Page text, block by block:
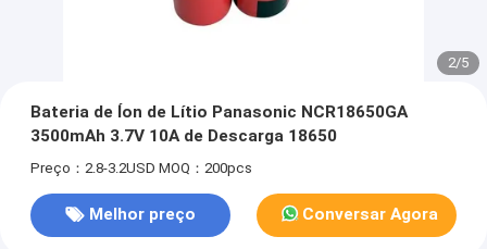
2/5
Bateria de Íon de Lítio Panasonic NCR18650GA
3500mAh 3.7V 10A de Descarga 18650
Preço：2.8-3.2USD MOQ：200pcs
Melhor preço Conversar Agora